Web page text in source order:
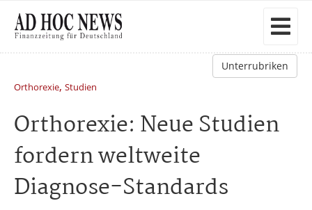
Unterrubriken
Orthorexie, Studien
Orthorexie: Neue Studien
fordern weltweite
Diagnose-Standards